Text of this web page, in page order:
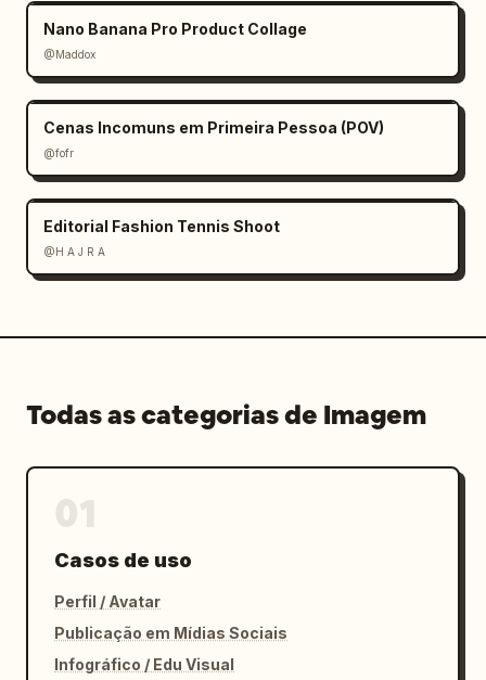
Nano Banana Pro Product Collage
@Maddox
Cenas Incomuns em Primeira Pessoa (POV)
@fofr
Editorial Fashion Tennis Shoot
@H A J R A
Todas as categorias de Imagem
Casos de uso
Perfil / Avatar
Publicação em Mídias Sociais
Infográfico / Edu Visual